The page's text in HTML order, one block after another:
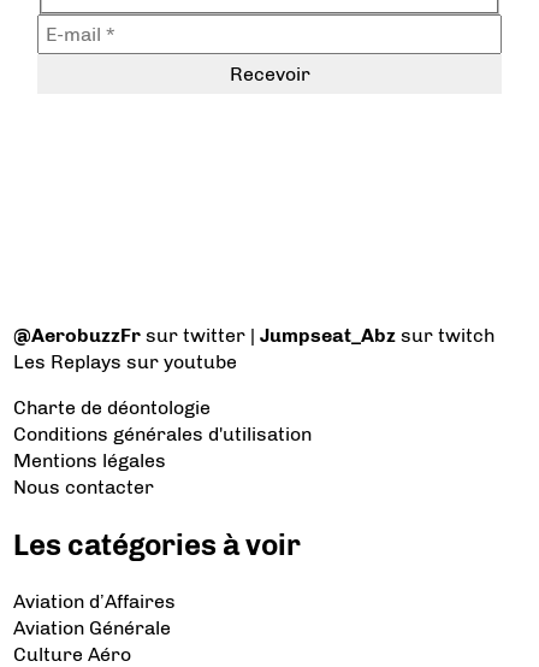
@AerobuzzFr sur twitter |Jumpseat_Abz sur twitch
Les Replays sur youtube
Charte de déontologie
Conditions générales d'utilisation
Mentions légales
Nous contacter
Les catégories à voir
Aviation d’Affaires
Aviation Générale
Culture Aéro